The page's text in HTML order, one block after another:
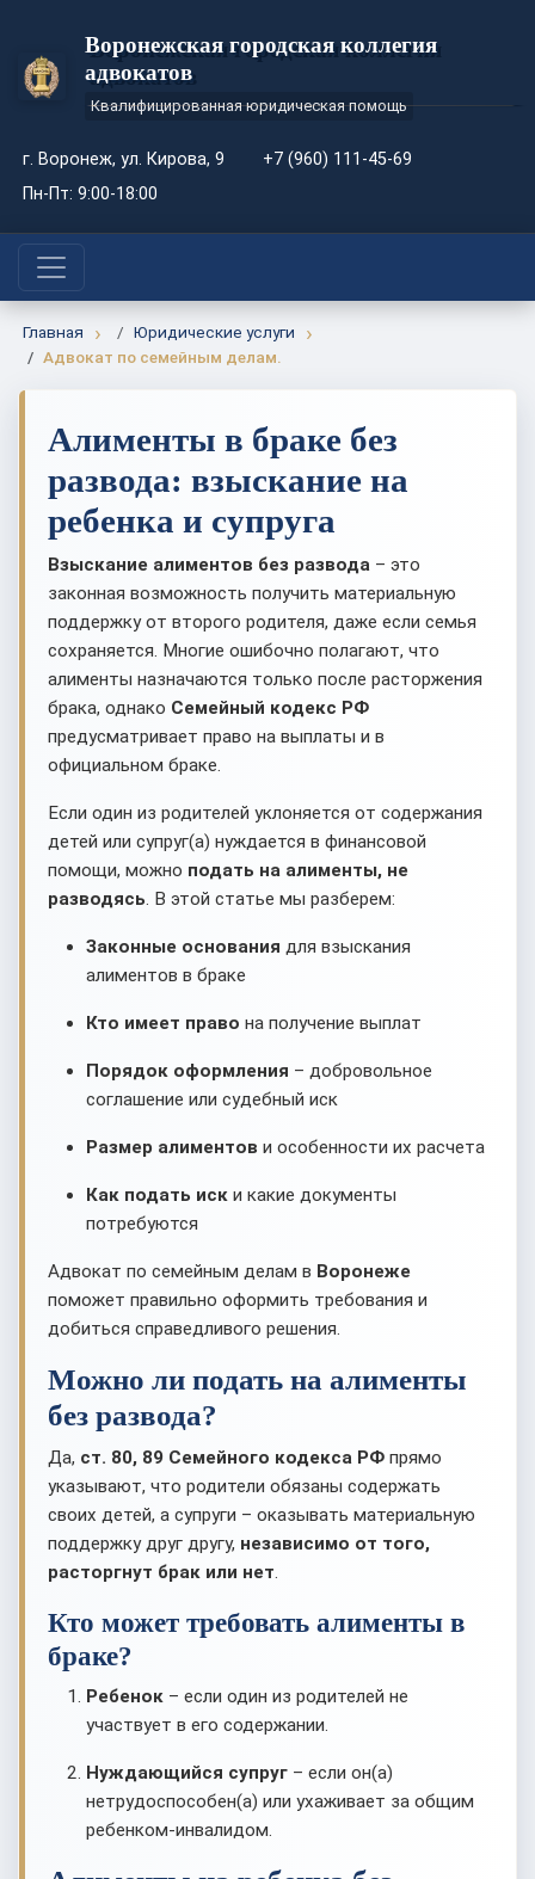
Воронежская городская коллегия
адвокатов
Квалифицированная юридическая помощь
г. Воронеж, ул. Кирова, 9
+7 (960) 111-45-69
Пн-Пт: 9:00-18:00
Главная
Юридические услуги
Адвокат по семейным делам.
Алименты в браке без
развода: взыскание на
ребенка и супруга
Взыскание алиментов без развода – это
законная возможность получить материальную
поддержку от второго родителя, даже если семья
сохраняется. Многие ошибочно полагают, что
алименты назначаются только после расторжения
брака, однако Семейный кодекс РФ
предусматривает право на выплаты и в
официальном браке.
Если один из родителей уклоняется от содержания
детей или супруг(а) нуждается в финансовой
помощи, можно подать на алименты, не
разводясь. В этой статье мы разберем:
Законные основания для взыскания
алиментов в браке
Кто имеет право на получение выплат
Порядок оформления – добровольное
соглашение или судебный иск
Размер алиментов и особенности их расчета
Как подать иск и какие документы
потребуются
Адвокат по семейным делам в Воронеже
поможет правильно оформить требования и
добиться справедливого решения.
Можно ли подать на алименты
без развода?
Да, ст. 80, 89 Семейного кодекса РФ прямо
указывают, что родители обязаны содержать
своих детей, а супруги – оказывать материальную
поддержку друг другу, независимо от того,
расторгнут брак или нет.
Кто может требовать алименты в
браке?
Ребенок – если один из родителей не
участвует в его содержании.
Нуждающийся супруг – если он(а)
нетрудоспособен(а) или ухаживает за общим
ребенком-инвалидом.